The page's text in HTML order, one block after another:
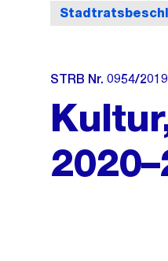
STRB Nr. 0954/2019